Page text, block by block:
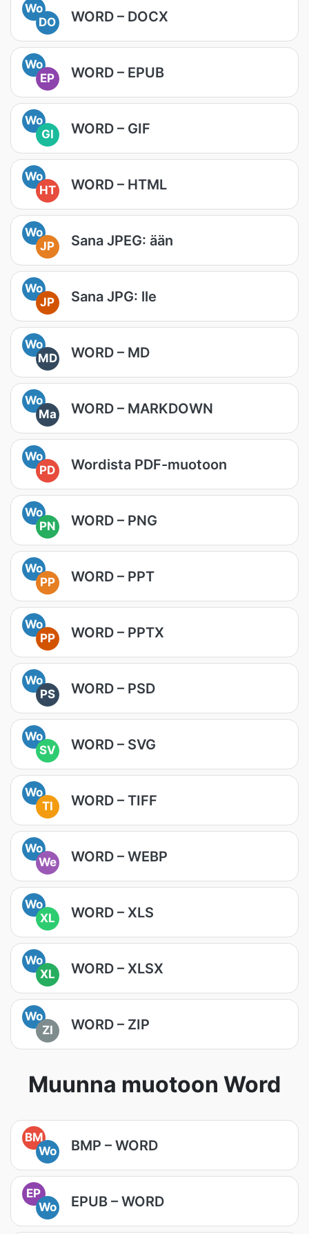
Wo
DO
WORD – DOCX
Wo
EP
WORD – EPUB
Wo
GI
WORD – GIF
Wo
HT
WORD – HTML
Wo
JP
Sana JPEG: ään
Wo
JP
Sana JPG: lle
Wo
MD
WORD – MD
Wo
Ma
WORD – MARKDOWN
Wo
PD
Wordista PDF-muotoon
Wo
PN
WORD – PNG
Wo
PP
WORD – PPT
Wo
PP
WORD – PPTX
Wo
PS
WORD – PSD
Wo
SV
WORD – SVG
Wo
TI
WORD – TIFF
Wo
We
WORD – WEBP
Wo
XL
WORD – XLS
Wo
XL
WORD – XLSX
Wo
ZI
WORD – ZIP
Muunna muotoon Word
BM
Wo
BMP – WORD
EP
Wo
EPUB – WORD